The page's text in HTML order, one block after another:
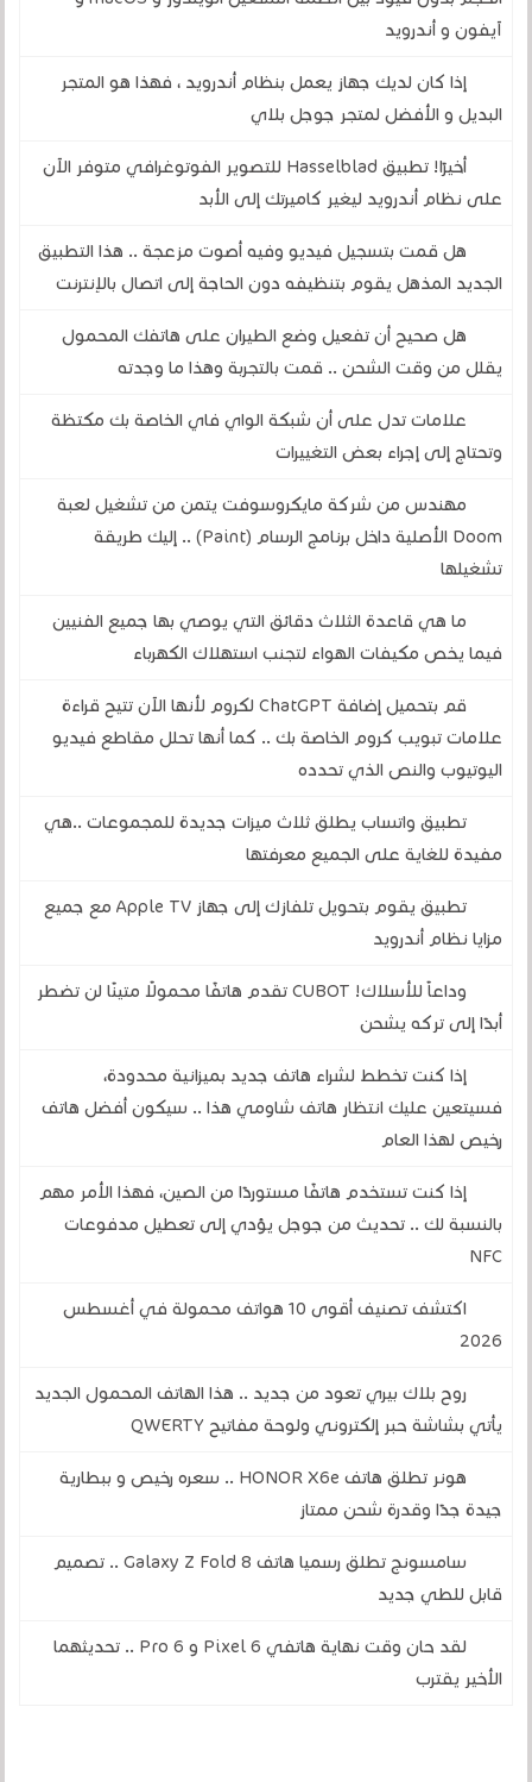
آيفون و أندرويد
إذا كان لديك جهاز يعمل بنظام أندرويد ، فهذا هو المتجر
البديل و الأفضل لمتجر جوجل بلاي
أخيرًا! تطبيق Hasselblad للتصوير الفوتوغرافي متوفر الآن
على نظام أندرويد ليغير كاميرتك إلى الأبد
هل قمت بتسجيل فيديو وفيه أصوت مزعجة .. هذا التطبيق
الجديد المذهل يقوم بتنظيفه دون الحاجة إلى اتصال بالإنترنت
هل صحيح أن تفعيل وضع الطيران على هاتفك المحمول
يقلل من وقت الشحن .. قمت بالتجربة وهذا ما وجدته
علامات تدل على أن شبكة الواي فاي الخاصة بك مكتظة
وتحتاج إلى إجراء بعض التغييرات
مهندس من شركة مايكروسوفت يتمن من تشغيل لعبة
Doom الأصلية داخل برنامج الرسام (Paint) .. إليك طريقة
تشغيلها
ما هي قاعدة الثلاث دقائق التي يوصي بها جميع الفنيين
فيما يخص مكيفات الهواء لتجنب استهلاك الكهرباء
قم بتحميل إضافة ChatGPT لكروم لأنها الآن تتيح قراءة
علامات تبويب كروم الخاصة بك .. كما أنها تحلل مقاطع فيديو
اليوتيوب والنص الذي تحدده
تطبيق واتساب يطلق ثلاث ميزات جديدة للمجموعات ..هي
مفيدة للغاية على الجميع معرفتها
تطبيق يقوم بتحويل تلفازك إلى جهاز Apple TV مع جميع
مزايا نظام أندرويد
وداعاً للأسلاك! CUBOT تقدم هاتفًا محمولًا متينًا لن تضطر
أبدًا إلى تركه يشحن
إذا كنت تخطط لشراء هاتف جديد بميزانية محدودة،
فسيتعين عليك انتظار هاتف شاومي هذا .. سيكون أفضل هاتف
رخيص لهذا العام
إذا كنت تستخدم هاتفًا مستوردًا من الصين، فهذا الأمر مهم
بالنسبة لك .. تحديث من جوجل يؤدي إلى تعطيل مدفوعات
NFC
اكتشف تصنيف أقوى 10 هواتف محمولة في أغسطس
2026
روح بلاك بيري تعود من جديد .. هذا الهاتف المحمول الجديد
يأتي بشاشة حبر إلكتروني ولوحة مفاتيح QWERTY
هونر تطلق هاتف HONOR X6e .. سعره رخيص و ببطارية
جيدة جدًا وقدرة شحن ممتاز
سامسونج تطلق رسميا هاتف Galaxy Z Fold 8 .. تصميم
قابل للطي جديد
لقد حان وقت نهاية هاتفي Pixel 6 و 6 Pro .. تحديثهما
الأخير يقترب